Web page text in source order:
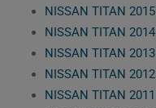
NISSAN TITAN 2015
NISSAN TITAN 2014
NISSAN TITAN 2013
NISSAN TITAN 2012
NISSAN TITAN 2011